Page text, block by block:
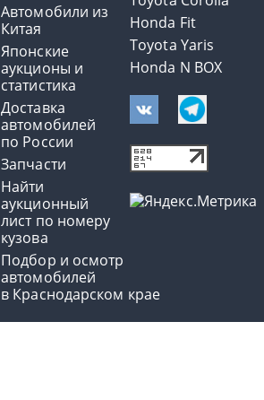
Автомобили из
Китая
Японские
аукционы и
статистика
Доставка
автомобилей
по России
Запчасти
Найти
аукционный
лист по номеру
кузова
Подбор и осмотр
автомобилей
в Краснодарском крае
Honda Fit
Toyota Yaris
Honda N BOX